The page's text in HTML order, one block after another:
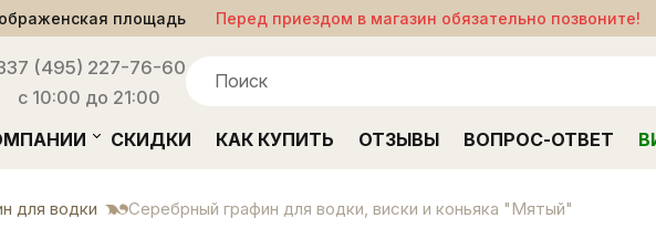
площадь Перед приездом в магазин обязательно позвоните!
7 (495) 227-76-60
с 10:00 до 21:00
СКИДКИ КАК КУПИТЬ ОТЗЫВЫ ВОПРОС-ОТВЕТ
для водки Серебрный графин для водки, виски и коньяка "Мятый"